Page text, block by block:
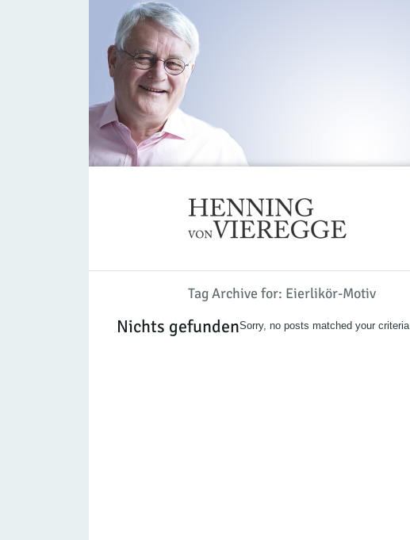
Tag Archive for: Eierlikör-Motiv
Nichts gefundenSorry, no posts matched your criteria